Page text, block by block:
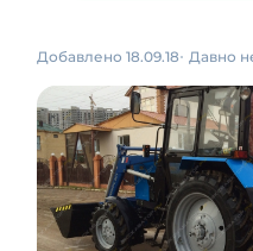
Добавлено 18.09.18 Давно